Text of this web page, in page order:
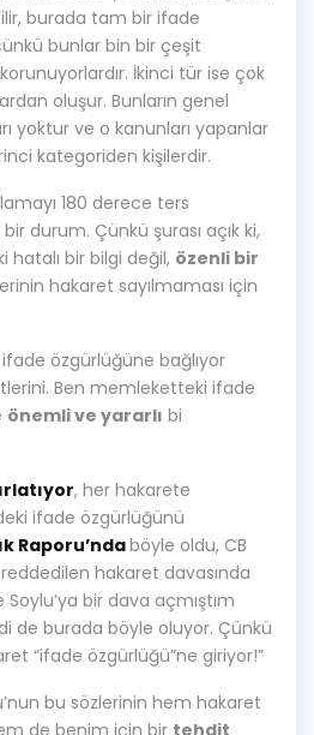
burada tam bir ifade
bunlar bin bir çeşit
İkinci tür ise çok
oluşur. Bunların genel
yoktur ve o kanunları yapanlar
kategoriden kişilerdir.
180 derece ters
durum. Çünkü şurası açık ki,
bir bilgi değil, özenli bir
hakaret sayılmaması için
özgürlüğüne bağlıyor
Ben memleketteki ifade
önemli ve yararlı bi
, her hakarete
ifade özgürlüğünü
Raporu’ndaböyle oldu, CB
reddedilen hakaret davasında
bir dava açmıştım
de burada böyle oluyor. Çünkü
“ifade özgürlüğü”ne giriyor!”
bu sözlerinin hem hakaret
de benim için bir tehdit